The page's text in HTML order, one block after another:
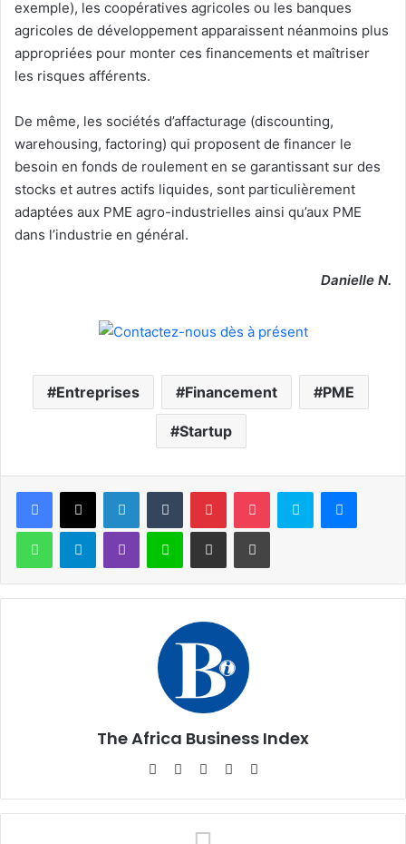
exemple), les coopératives agricoles ou les banques
agricoles de développement apparaissent néanmoins plus
appropriées pour monter ces financements et maîtriser
les risques afférents.
De même, les sociétés d’affacturage (discounting,
warehousing, factoring) qui proposent de financer le
besoin en fonds de roulement en se garantissant sur des
stocks et autres actifs liquides, sont particulièrement
adaptées aux PME agro-industrielles ainsi qu’aux PME
dans l’industrie en général.
Danielle N.
Entreprises Financement PME
Startup
Facebook
X LinkedinTumblr PinterestPocket Skype
WhatsAppTelegramViber Ligne Partager par email Imprimer
The Africa Business Index
WebsiteFacebook
X Linkedin